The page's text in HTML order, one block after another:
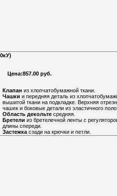
Цена:857.00 руб.
Клапан из хлопчатобумажной ткани.
Чашки и передняя деталь из
вышитой ткани на подкладке. Верхняя
чашек и боковые детали из эластичного
Область декольте средняя.
Бретели из бретелечной ленты с
длины спереди.
Застежкасзади на крючки и петли.